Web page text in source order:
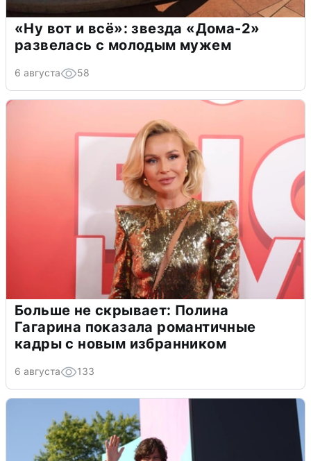
«Ну вот и всё»: звезда «Дома-2»
развелась с молодым мужем
6 августа 58
Больше не скрывает: Полина
Гагарина показала романтичные
кадры с новым избранником
6 августа 133